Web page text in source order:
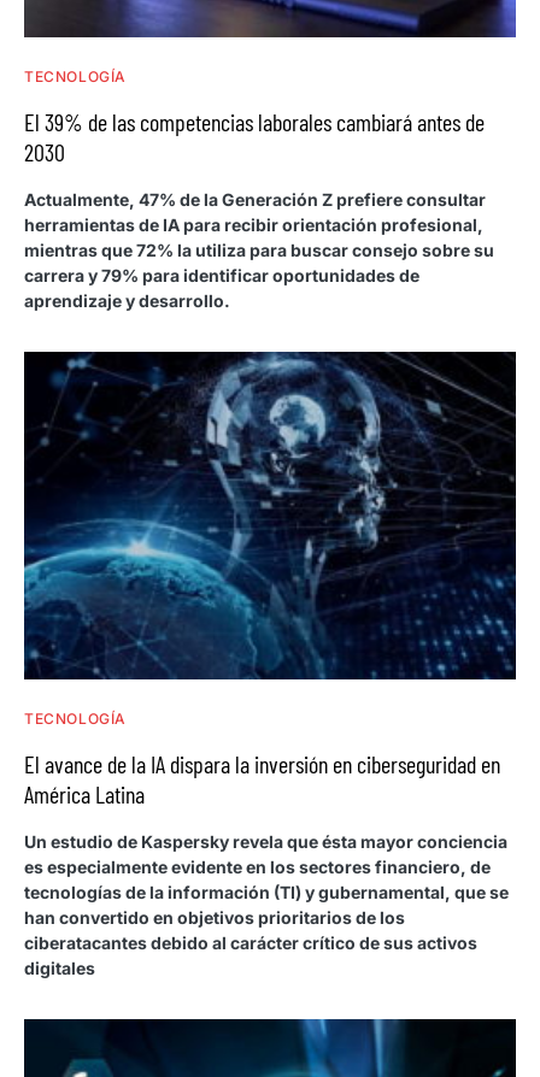
TECNOLOGÍA
El 39% de las competencias laborales cambiará antes de
2030
Actualmente, 47% de la Generación Z prefiere consultar
herramientas de IA para recibir orientación profesional,
mientras que 72% la utiliza para buscar consejo sobre su
carrera y 79% para identificar oportunidades de
aprendizaje y desarrollo.
TECNOLOGÍA
El avance de la IA dispara la inversión en ciberseguridad en
América Latina
Un estudio de Kaspersky revela que ésta mayor conciencia
es especialmente evidente en los sectores financiero, de
tecnologías de la información (TI) y gubernamental, que se
han convertido en objetivos prioritarios de los
ciberatacantes debido al carácter crítico de sus activos
digitales